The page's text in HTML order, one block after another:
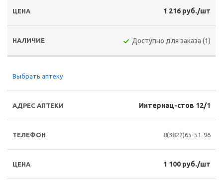
1 216 руб./шт
Доступно для заказа (1)
Выбрать аптеку
Интернац-стов 12/1
8(3822)65-51-96
1 100 руб./шт